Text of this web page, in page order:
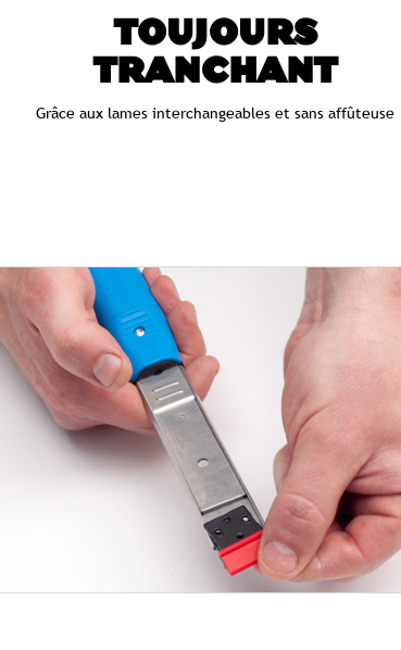
TOUJOURS
TRANCHANT
Grâce aux lames interchangeables et sans affûteuse